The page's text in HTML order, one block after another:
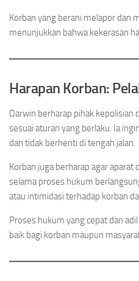
Korban yang berani melapor dan
menunjukkan bahwa kekerasan
Harapan Korban:
Darwin berharap pihak
sesuai aturan yang berlaku. Ia
dan tidak berhenti di tengah jalan.
Korban juga berharap agar
selama proses hukum
atau intimidasi terhadap korban
Proses hukum yang cepat dan
baik bagi korban maupun